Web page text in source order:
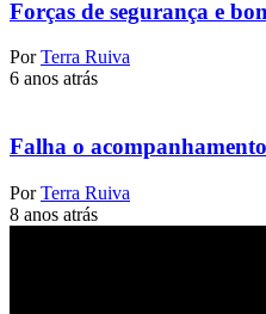
Forças de segurança e
Por Terra Ruiva
6 anos atrás
Falha o
Por Terra Ruiva
8 anos atrás